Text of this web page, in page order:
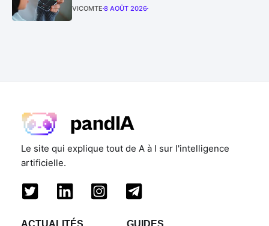
VICOMTE 8 AOÛT 2026
Le site qui explique tout de A à I sur l'intelligence
artificielle.